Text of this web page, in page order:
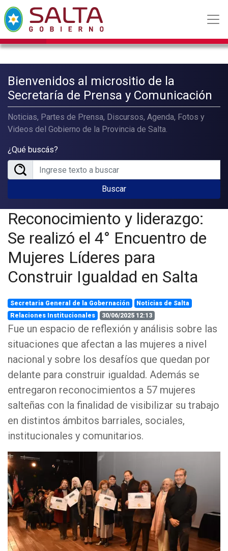
Bienvenidos al micrositio de la
Secretaría de Prensa y Comunicación
Noticias, Partes de Prensa, Discursos, Agenda, Fotos y
Videos del Gobierno de la Provincia de Salta.
¿Qué buscás?
Buscar
Reconocimiento y liderazgo:
Se realizó el 4° Encuentro de
Mujeres Líderes para
Construir Igualdad en Salta
Secretaria General de la Gobernación
Noticias de Salta
Relaciones Institucionales
30/06/2025 12:13
Fue un espacio de reflexión y análisis sobre las
situaciones que afectan a las mujeres a nivel
nacional y sobre los desafíos que quedan por
delante para construir igualdad. Además se
entregaron reconocimientos a 57 mujeres
salteñas con la finalidad de visibilizar su trabajo
en distintos ámbitos barriales, sociales,
institucionales y comunitarios.